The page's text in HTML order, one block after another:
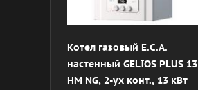
Котел газовый E.C.A.
настенный GELIOS PLUS 13
HM NG, 2-ух конт., 13 кВт